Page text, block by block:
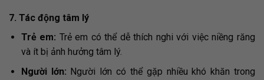
7. Tác động tâm lý
Trẻ em: Trẻ em có thể dễ thích nghi với việc niềng răng
và ít bị ảnh hưởng tâm lý.
Người lớn: Người lớn có thể gặp nhiều khó khăn trong